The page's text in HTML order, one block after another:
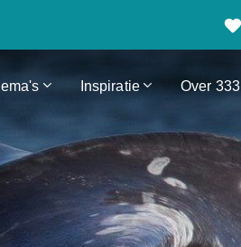
Inspiratie Over 333